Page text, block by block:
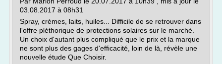
03.08.2017 à 08h31
Spray, crèmes, laits, huiles... Difficile de se retrouver dans
l'offre pléthorique de protections solaires sur le marché.
Un choix d'autant plus compliqué que le prix et la marque
ne sont plus des gages d'efficacité, loin de là, révèle une
nouvelle étude Que Choisir.